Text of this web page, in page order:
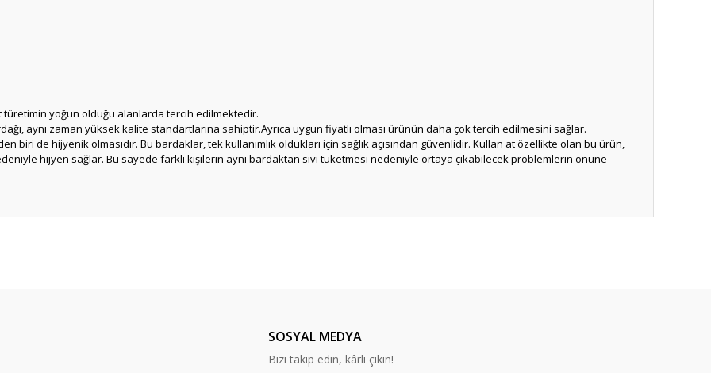
yoğun olduğu alanlarda tercih edilmektedir.
aynı zaman yüksek kalite standartlarına sahiptir.Ayrıca uygun fiyatlı olması ürünün daha çok tercih edilmesini sağlar.
biri de hijyenik olmasıdır. Bu bardaklar, tek kullanımlık oldukları için sağlık açısından güvenlidir. Kullan at özellikte olan bu ürün,
hijyen sağlar. Bu sayede farklı kişilerin aynı bardaktan sıvı tüketmesi nedeniyle ortaya çıkabilecek problemlerin önüne
SOSYAL MEDYA
Bizi takip edin, kârlı çıkın!